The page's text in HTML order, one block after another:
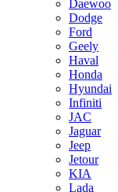
Daewoo
Dodge
Ford
Geely
Haval
Honda
Hyundai
Infiniti
JAC
Jaguar
Jeep
Jetour
KIA
Lada